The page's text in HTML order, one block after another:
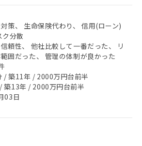
策、 生命保険代わり、 信用(ローン)
ク分散
頼性、 他社比較して一番だった、 リ
囲だった、 管理の体制が良かった
/ 築11年 / 2000万円台前半
築13年 / 2000万円台前半
03日